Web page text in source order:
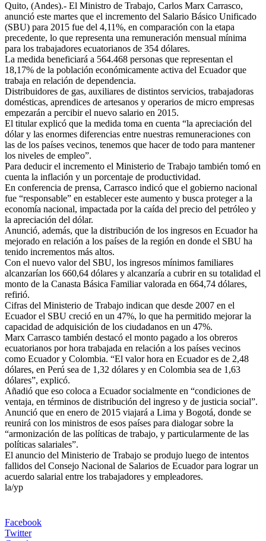
Quito, (Andes).- El Ministro de Trabajo, Carlos Marx Carrasco,
anunció este martes que el incremento del Salario Básico Unificado
(SBU) para 2015 fue del 4,11%, en comparación con la etapa
precedente, lo que representa una remuneración mensual mínima
para los trabajadores ecuatorianos de 354 dólares.
La medida beneficiará a 564.468 personas que representan el
18,17% de la población económicamente activa del Ecuador que
trabaja en relación de dependencia.
Distribuidores de gas, auxiliares de distintos servicios, trabajadoras
domésticas, aprendices de artesanos y operarios de micro empresas
empezarán a percibir el nuevo salario en 2015.
El titular explicó que la medida toma en cuenta “la apreciación del
dólar y las enormes diferencias entre nuestras remuneraciones con
las de los países vecinos, tenemos que hacer de todo para mantener
los niveles de empleo”.
Para deducir el incremento el Ministerio de Trabajo también tomó en
cuenta la inflación y un porcentaje de productividad.
En conferencia de prensa, Carrasco indicó que el gobierno nacional
fue “responsable” en establecer este aumento y busca proteger a la
economía nacional, impactada por la caída del precio del petróleo y
la apreciación del dólar.
Anunció, además, que la distribución de los ingresos en Ecuador ha
mejorado en relación a los países de la región en donde el SBU ha
tenido incrementos más altos.
Con el nuevo valor del SBU, los ingresos mínimos familiares
alcanzarían los 660,64 dólares y alcanzaría a cubrir en su totalidad el
monto de la Canasta Básica Familiar valorada en 664,74 dólares,
refirió.
Cifras del Ministerio de Trabajo indican que desde 2007 en el
Ecuador el SBU creció en un 47%, lo que ha permitido mejorar la
capacidad de adquisición de los ciudadanos en un 47%.
Marx Carrasco también destacó el monto pagado a los obreros
ecuatorianos por hora trabajada en relación a los países vecinos
como Ecuador y Colombia. “El valor hora en Ecuador es de 2,48
dólares, en Perú sea de 1,32 dólares y en Colombia sea de 1,63
dólares”, explicó.
Añadió que eso coloca a Ecuador socialmente en “condiciones de
ventaja, en términos de distribución del ingreso y de justicia social”.
Anunció que en enero de 2015 viajará a Lima y Bogotá, donde se
reunirá con los ministros de esos países para dialogar sobre la
“armonización de las políticas de trabajo, y particularmente de las
políticas salariales”.
El anuncio del Ministerio de Trabajo se produjo luego de intentos
fallidos del Consejo Nacional de Salarios de Ecuador para lograr un
acuerdo salarial entre los trabajadores y empleadores.
la/yp
Facebook
Twitter